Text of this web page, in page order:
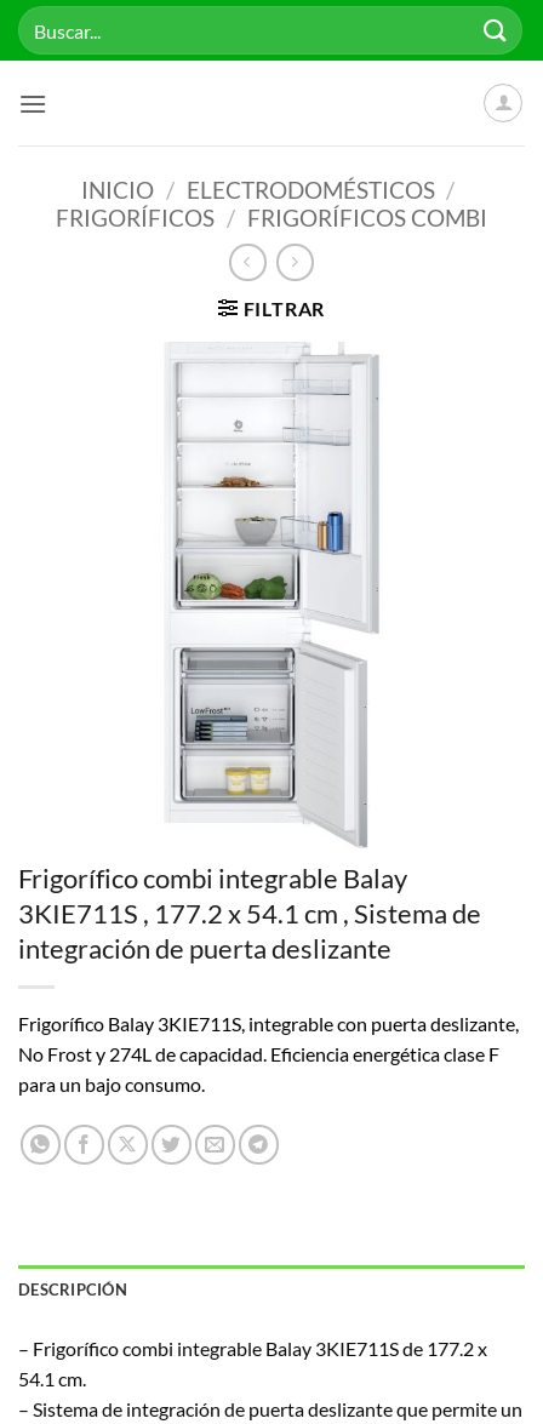
Saltar
Buscar
por:
INICIO / ELECTRODOMÉSTICOS /
FRIGORÍFICOS / FRIGORÍFICOS COMBI
FILTRAR
Frigorífico combi integrable Balay
3KIE711S , 177.2 x 54.1 cm , Sistema de
integración de puerta deslizante
Frigorífico Balay 3KIE711S, integrable con puerta deslizante,
No Frost y 274L de capacidad. Eficiencia energética clase F
para un bajo consumo.
DESCRIPCIÓN
– Frigorífico combi integrable Balay 3KIE711S de 177.2 x
54.1 cm.
– Sistema de integración de puerta deslizante que permite un